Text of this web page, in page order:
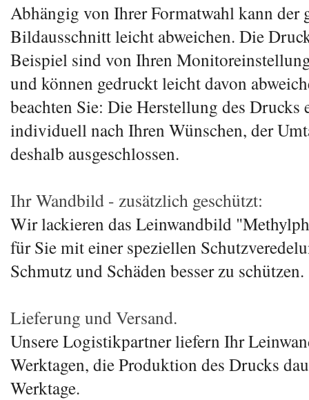
Abhängig von Ihrer Formatwahl kann der
Bildausschnitt leicht abweichen. Die
Beispiel sind von Ihren
und können gedruckt leicht davon
beachten Sie: Die Herstellung des Drucks
individuell nach Ihren Wünschen, der
deshalb ausgeschlossen.
Ihr Wandbild - zusätzlich geschützt:
Wir lackieren das Leinwandbild
für Sie mit einer speziellen
Schmutz und Schäden besser zu schützen.
Lieferung und Versand.
Unsere Logistikpartner liefern Ihr
Werktagen, die Produktion des Drucks
Werktage.